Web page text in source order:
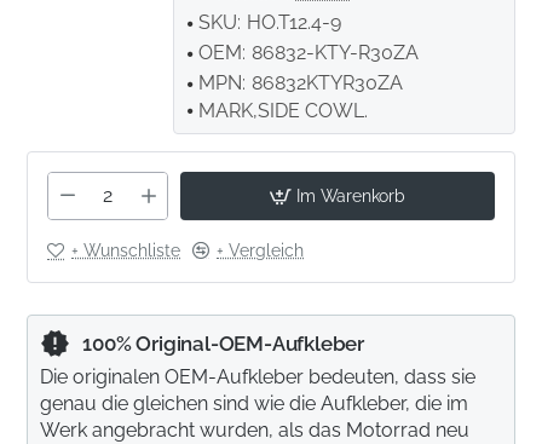
SKU: HO.T12.4-9
OEM: 86832-KTY-R30ZA
MPN: 86832KTYR30ZA
MARK,SIDE COWL.
Im Warenkorb
+ Wunschliste + Vergleich
100% Original-OEM-Aufkleber
Die originalen OEM-Aufkleber bedeuten, dass sie
genau die gleichen sind wie die Aufkleber, die im
Werk angebracht wurden, als das Motorrad neu